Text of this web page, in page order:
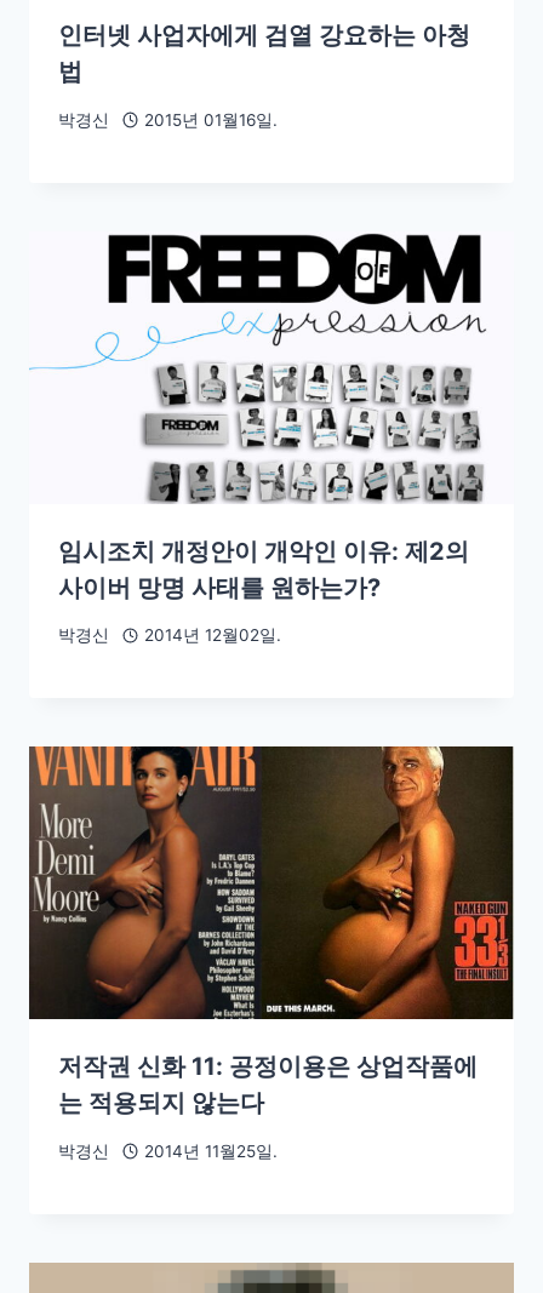
인터넷 사업자에게 검열 강요하는 아청
법
박경신 2015년 01월16일.
임시조치 개정안이 개악인 이유: 제2의
사이버 망명 사태를 원하는가?
박경신 2014년 12월02일.
저작권 신화 11: 공정이용은 상업작품에
는 적용되지 않는다
박경신 2014년 11월25일.